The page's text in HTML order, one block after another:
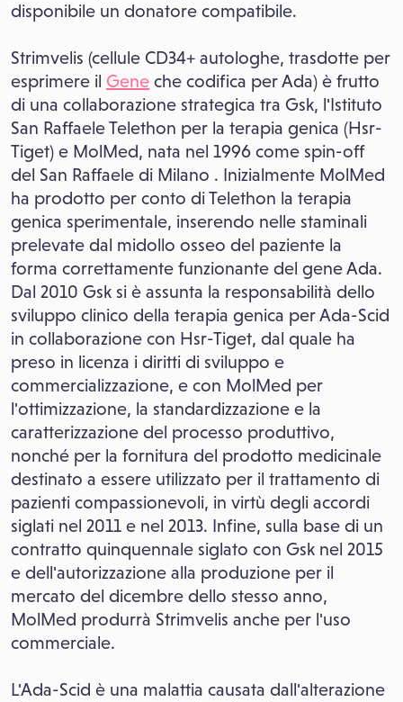
disponibile un donatore compatibile.
Strimvelis (cellule CD34+ autologhe, trasdotte per
esprimere il Gene che codifica per Ada) è frutto
di una collaborazione strategica tra Gsk, l'Istituto
San Raffaele Telethon per la terapia genica (Hsr-
Tiget) e MolMed, nata nel 1996 come spin-off
del San Raffaele di Milano . Inizialmente MolMed
ha prodotto per conto di Telethon la terapia
genica sperimentale, inserendo nelle staminali
prelevate dal midollo osseo del paziente la
forma correttamente funzionante del gene Ada.
Dal 2010 Gsk si è assunta la responsabilità dello
sviluppo clinico della terapia genica per Ada-Scid
in collaborazione con Hsr-Tiget, dal quale ha
preso in licenza i diritti di sviluppo e
commercializzazione, e con MolMed per
l'ottimizzazione, la standardizzazione e la
caratterizzazione del processo produttivo,
nonché per la fornitura del prodotto medicinale
destinato a essere utilizzato per il trattamento di
pazienti compassionevoli, in virtù degli accordi
siglati nel 2011 e nel 2013. Infine, sulla base di un
contratto quinquennale siglato con Gsk nel 2015
e dell'autorizzazione alla produzione per il
mercato del dicembre dello stesso anno,
MolMed produrrà Strimvelis anche per l'uso
commerciale.
L'Ada-Scid è una malattia causata dall'alterazione